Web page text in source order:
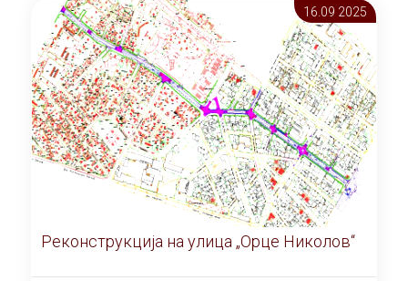
16.09 2025
Реконструкција на улица „Орце Николов“